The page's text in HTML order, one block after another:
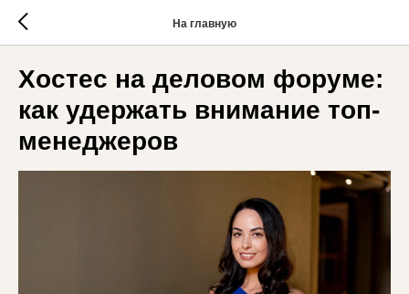
На главную
Хостес на деловом форуме:
как удержать внимание топ-
менеджеров